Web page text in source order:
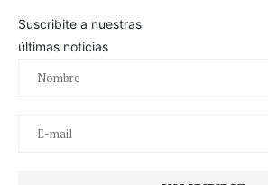
Suscribite a nuestras
últimas noticias